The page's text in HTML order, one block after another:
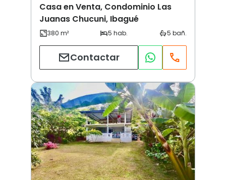
Casa en Venta, Condominio Las
Juanas Chucuni, Ibagué
Contactar